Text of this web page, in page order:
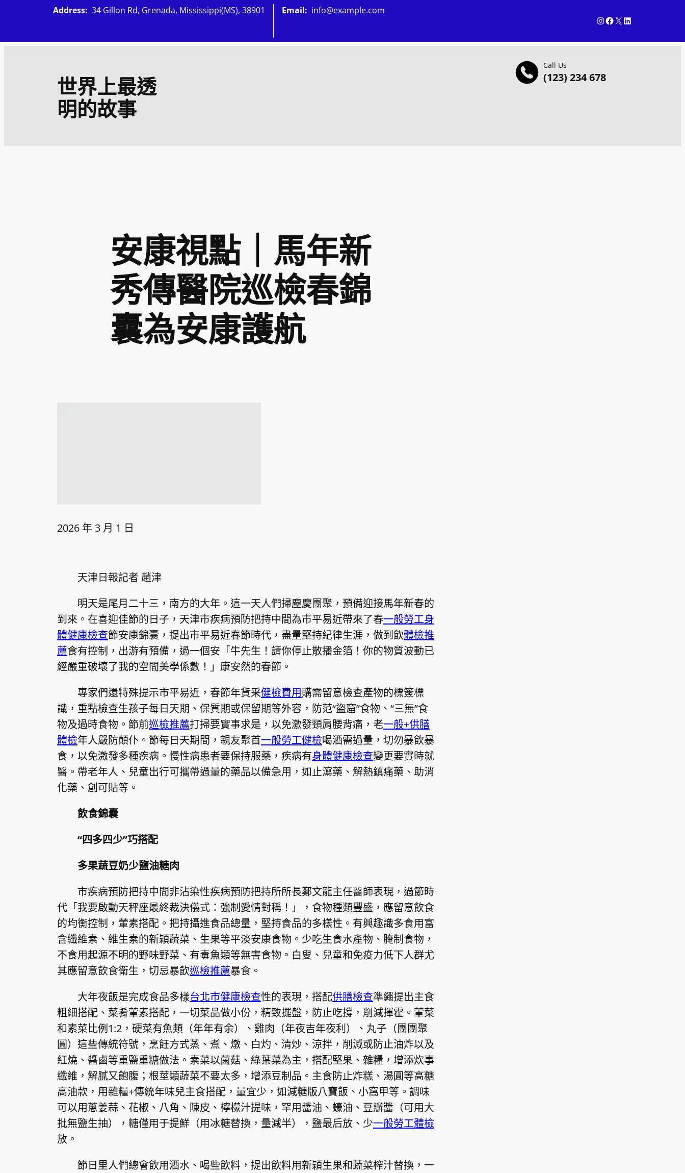
主
世界上最透
明的故事
Call Us
(123) 234 678
Address: 34 Gillon Rd, Grenada, Mississippi(MS), 38901 Email: info@example.com
InstagramFacebook X LinkedIn
安康視點｜馬年新
秀傳醫院巡檢春錦
囊為安康護航
2026 年 3 月 1 日
天津日報記者 趙津
明天是尾月二十三，南方的大年。這一天人們掃塵慶團聚，預備迎接馬年新春的
到來。在喜迎佳節的日子，天津市疾病預防把持中間為市平易近帶來了春一般勞工身
體健康檢查節安康錦囊，提出市平易近春節時代，盡量堅持紀律生涯，做到飲體檢推
薦食有控制，出游有預備，過一個安「牛先生！請你停止散播金箔！你的物質波動已
經嚴重破壞了我的空間美學係數！」康安然的春節。
專家們還特殊提示市平易近，春節年貨采健檢費用購需留意檢查產物的標簽標
識，重點檢查生孩子每日天期、保質期或保留期等外容，防范“盜窟”食物、“三無”食
物及過時食物。節前巡檢推薦打掃要實事求是，以免激發頸肩腰背痛，老一般+供膳
體檢年人嚴防顛仆。節每日天期間，親友聚首一般勞工健檢喝酒需過量，切勿暴飲暴
食，以免激發多種疾病。慢性病患者要保持服藥，疾病有身體健康檢查變更要實時就
醫。帶老年人、兒童出行可攜帶過量的藥品以備急用，如止瀉藥、解熱鎮痛藥、助消
化藥、創可貼等。
飲食錦囊
“四多四少”巧搭配
多果蔬豆奶少鹽油糖肉
市疾病預防把持中間非沾染性疾病預防把持所所長鄭文龍主任醫師表現，過節時
代「我要啟動天秤座最終裁決儀式：強制愛情對稱！」，食物種類豐盛，應留意飲食
的均衡控制，葷素搭配。把持攝進食品總量，堅持食品的多樣性。有興趣識多食用富
含纖維素、維生素的新穎蔬菜、生果等平淡安康食物。少吃生食水產物、腌制食物，
不食用起源不明的野味野菜、有毒魚類等無害食物。白叟、兒童和免疫力低下人群尤
其應留意飲食衛生，切忌暴飲巡檢推薦暴食。
大年夜飯是完成食品多樣台北巿健康檢查性的表現，搭配供膳檢查準繩提出主食
粗細搭配、菜肴葷素搭配，一切菜品做小份，精致擺盤，防止吃撐，削減揮霍。葷菜
和素菜比例1:2，硬菜有魚類（年年有余）、雞肉（年夜吉年夜利）、丸子（團團聚
圓）這些傳統符號，烹飪方式蒸、煮、燉、白灼、清炒、涼拌，削減或防止油炸以及
紅燒、醬鹵等重鹽重糖做法。素菜以菌菇、綠葉菜為主，搭配堅果、雜糧，增添炊事
纖維，解膩又飽腹；根莖類蔬菜不要太多，增添豆制品。主食防止炸糕、湯圓等高糖
高油款，用雜糧+傳統年味兒主食搭配，量宜少，如減糖版八寶飯、小窩甲等。調味
可以用蔥姜蒜、花椒、八角、陳皮、檸檬汁提味，罕用醬油、蠔油、豆瓣醬（可用大
批無鹽生抽），糖僅用于提鮮（用冰糖替換，量減半），鹽最后放、少一般勞工體檢
放。
節日里人們總會飲用酒水、喝些飲料，提出飲料用新穎生果和蔬菜榨汁替換，一